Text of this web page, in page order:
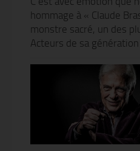
hommage à « Claude
monstre sacré, un des
Acteurs de sa génération !!